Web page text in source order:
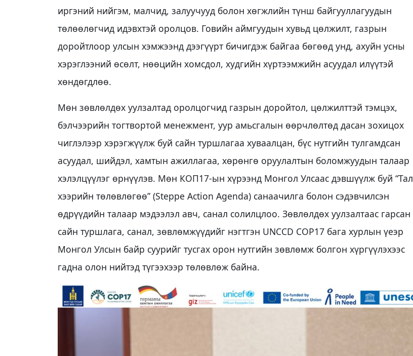
иргэний нийгэм, малчид, залуучууд болон хөгжлийн түнш байгууллагуудын
төлөөлөгчид идэвхтэй оролцов. Говийн аймгуудын хувьд цөлжилт, газрын
доройтлоор улсын хэмжээнд дээгүүрт бичигдэж байгаа бөгөөд унд, ахуйн усны
хэрэглээний өсөлт, нөөцийн хомсдол, худгийн хүртээмжийн асуудал илүүтэй
хөндөгдлөө.
Мөн зөвлөлдөх уулзалтад оролцогчид газрын доройтол, цөлжилттэй тэмцэх,
бэлчээрийн тогтвортой менежмент, уур амьсгалын өөрчлөлтөд дасан зохицох
чиглэлээр хэрэгжүүлж буй сайн туршлагаа хуваалцан, бүс нутгийн тулгамдсан
асуудал, шийдэл, хамтын ажиллагаа, хөрөнгө оруулалтын боломжуудын талаар
хэлэлцүүлэг өрнүүлэв. Мөн КОП17-ын хүрээнд Монгол Улсаас дэвшүүлж буй “Тал
хээрийн төлөвлөгөө” (Steppe Action Agenda) санаачилга болон сэдэвчилсэн
өдрүүдийн талаар мэдээлэл авч, санал солилцлоо. Зөвлөлдөх уулзалтаас гарсан
сайн туршлага, санал, зөвлөмжүүдийг нэгтгэн UNCCD COP17 бага хурлын үеэр
Монгол Улсын байр суурийг тусгах орон нутгийн зөвлөмж болгон хүргүүлэхээс
гадна олон нийтэд түгээхээр төлөвлөж байна.